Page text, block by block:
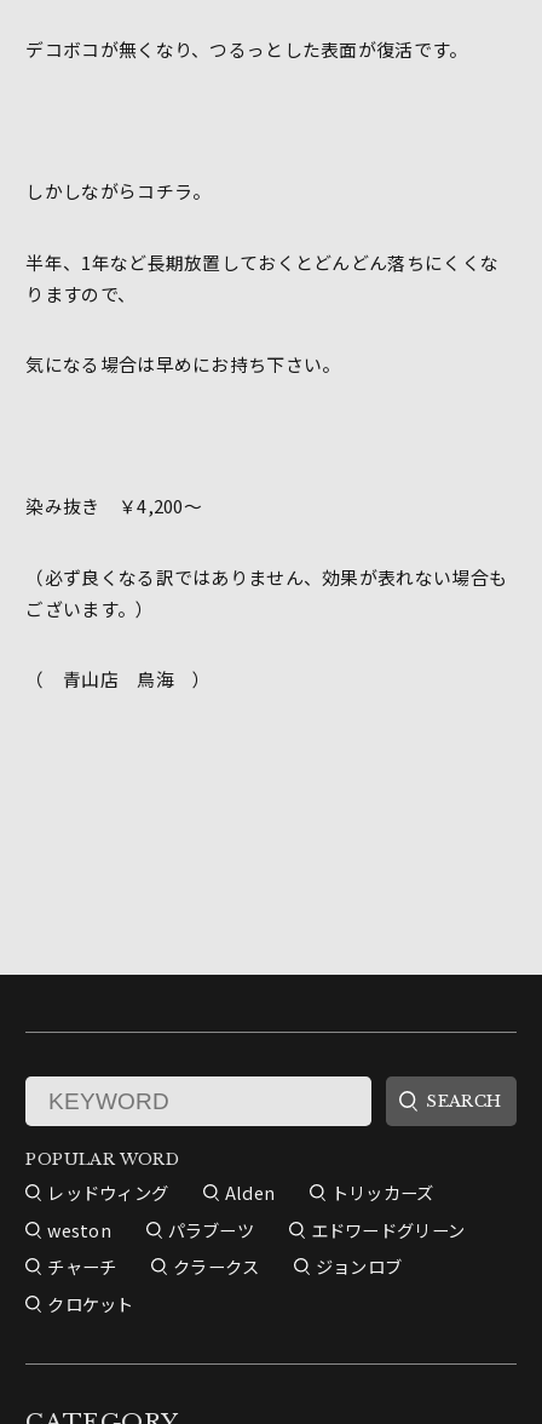
デコボコが無くなり、つるっとした表面が復活です。
しかしながらコチラ。
半年、1年など長期放置しておくとどんどん落ちにくくな
りますので、
気になる場合は早めにお持ち下さい。
染み抜き ￥4,200～
（必ず良くなる訳ではありません、効果が表れない場合も
ございます。）
（ 青山店 鳥海 ）
POPULAR WORD
レッドウィング Alden
トリッカーズ
weston
パラブーツ
エドワードグリーン
チャーチ
クラークス
ジョンロブ
クロケット